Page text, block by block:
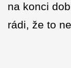
na konci
rádi, že to